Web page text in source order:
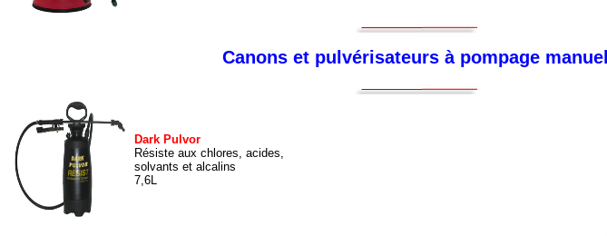
Canons et pulvérisateurs à pompage manuel
Dark Pulvor
Résiste aux chlores, acides,
solvants et alcalins
7,6L